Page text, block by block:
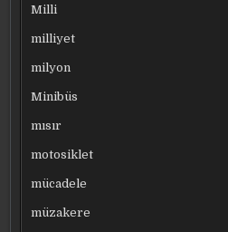
Milli
milliyet
milyon
Minibüs
mısır
motosiklet
mücadele
müzakere